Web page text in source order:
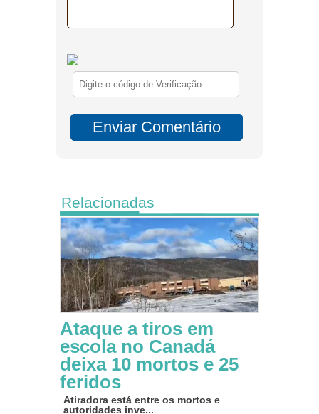
Relacionadas
Ataque a tiros em
escola no Canadá
deixa 10 mortos e 25
feridos
Atiradora está entre os mortos e
autoridades inve...